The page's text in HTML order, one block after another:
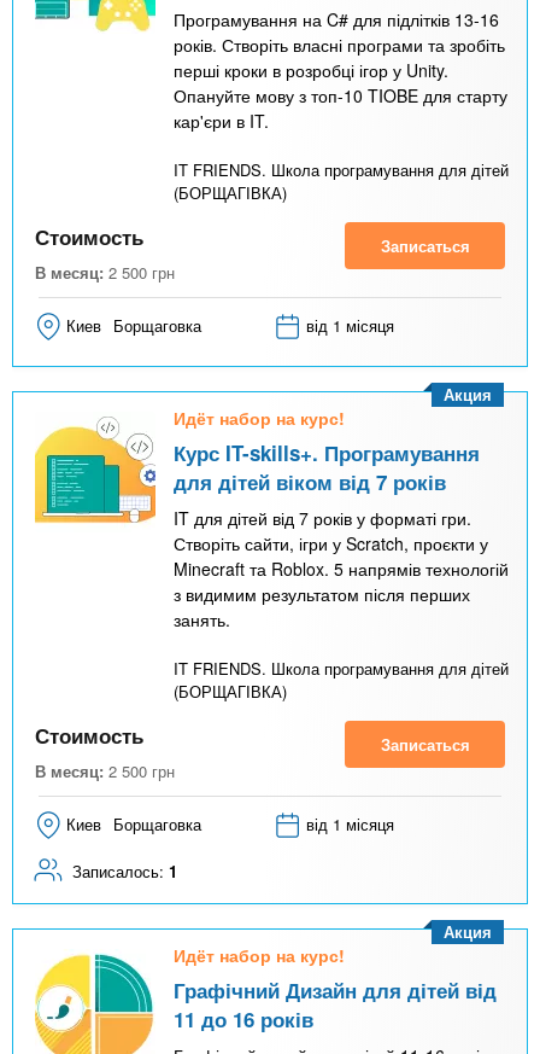
Програмування на C# для підлітків 13-16
років. Створіть власні програми та зробіть
перші кроки в розробці ігор у Unity.
Опануйте мову з топ-10 TIOBE для старту
кар'єри в IT.
IT FRIENDS. Школа програмування для дітей
(БОРЩАГІВКА)
Стоимость
В месяц: 2 500 грн
Записаться
Киев Борщаговка від 1 місяця
Идёт набор на курс!
Курс IT-skills+. Програмування
для дітей віком від 7 років
IT для дітей від 7 років у форматі гри.
Створіть сайти, ігри у Scratch, проєкти у
Minecraft та Roblox. 5 напрямів технологій
з видимим результатом після перших
занять.
IT FRIENDS. Школа програмування для дітей
(БОРЩАГІВКА)
Акция
Стоимость
В месяц: 2 500 грн
Записаться
Киев Борщаговка від 1 місяця
Записалось: 1
Идёт набор на курс!
Графічний Дизайн для дітей від
11 до 16 років
Акция